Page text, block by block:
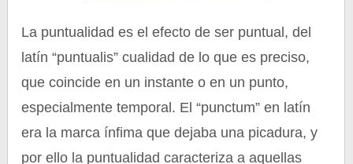
La puntualidad es el efecto de ser puntual, del
latín “puntualis” cualidad de lo que es preciso,
que coincide en un instante o en un punto,
especialmente temporal. El “punctum” en latín
era la marca ínfima que dejaba una picadura, y
por ello la puntualidad caracteriza a aquellas